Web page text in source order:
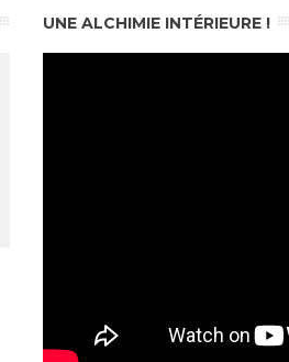
UNE ALCHIMIE INTÉRIEURE !